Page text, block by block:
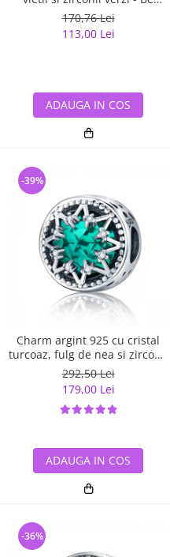
Nature PST0059
170,76 Lei
113,00 Lei
ADAUGA IN COS
Charm argint 925 cu cristal
turcoaz, fulg de nea si zirconii
albe - Be Nature PST0110
292,50 Lei
179,00 Lei
-39%
ADAUGA IN COS
-36%